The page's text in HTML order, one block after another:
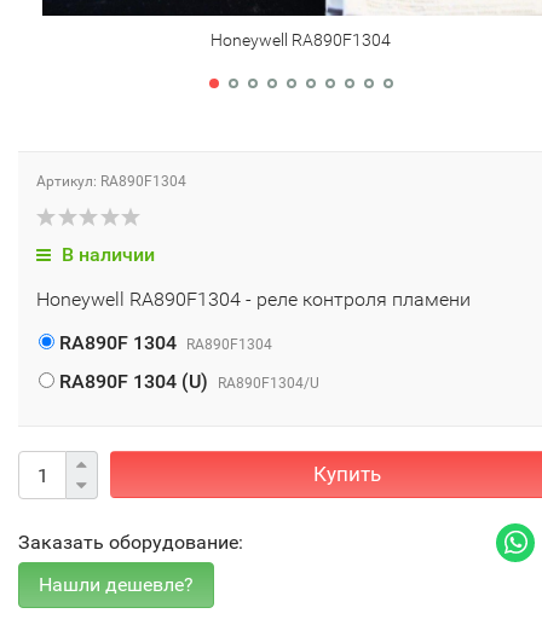
Honeywell RA890F1304
Артикул: RA890F1304
В наличии
Honeywell RA890F1304 - реле контроля пламени
RA890F 1304
RA890F1304
RA890F 1304 (U) RA890F1304/U
Купить
Заказать оборудование: